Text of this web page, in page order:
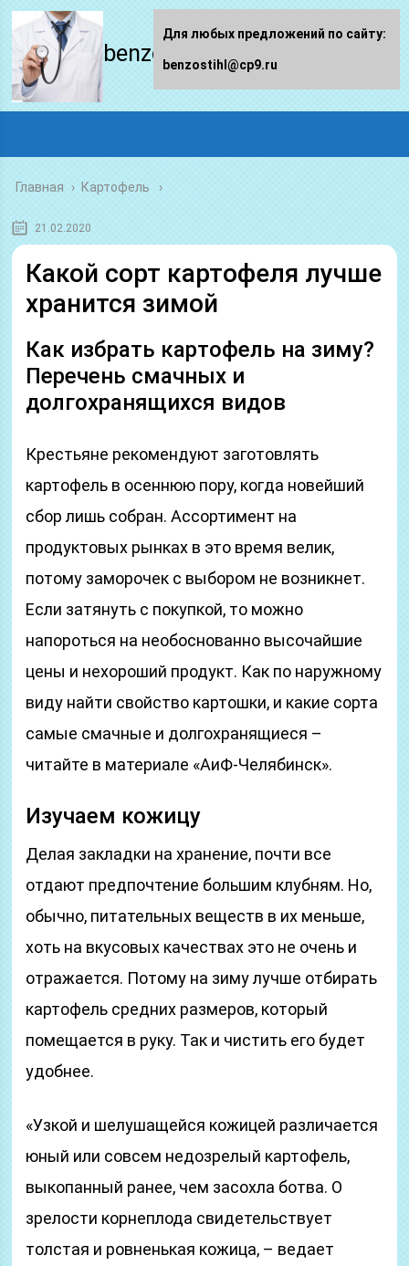
benzostihl.ru
Главная › Картофель
21.02.2020
Какой сорт картофеля лучше
хранится зимой
Как избрать картофель на зиму?
Перечень смачных и
долгохранящихся видов
Крестьяне рекомендуют заготовлять
картофель в осеннюю пору, когда новейший
сбор лишь собран. Ассортимент на
продуктовых рынках в это время велик,
потому заморочек с выбором не возникнет.
Если затянуть с покупкой, то можно
напороться на необоснованно высочайшие
цены и нехороший продукт. Как по наружному
виду найти свойство картошки, и какие сорта
самые смачные и долгохранящиеся –
читайте в материале «АиФ-Челябинск».
Изучаем кожицу
Делая закладки на хранение, почти все
отдают предпочтение большим клубням. Но,
обычно, питательных веществ в их меньше,
хоть на вкусовых качествах это не очень и
отражается. Потому на зиму лучше отбирать
картофель средних размеров, который
помещается в руку. Так и чистить его будет
удобнее.
«Узкой и шелушащейся кожицей различается
юный или совсем недозрелый картофель,
выкопанный ранее, чем засохла ботва. О
зрелости корнеплода свидетельствует
толстая и ровненькая кожица, – ведает
Для любых предложений по сайту:
benzostihl@cp9.ru